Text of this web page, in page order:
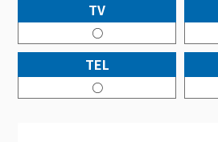
接続・設定⽅法
訪問サポート＆サポートパッ
イベントカレンダー
講座のご案内
NHK衛星受信料団体⼀括⽀払
機器⼀覧
Wi-Fiサービス
ポテトホーム防犯カメラ
オプションサービス
インターネットギガシェアプ
基本料⾦・通話料⾦
オプションサービス
auスマートバリュー
auまとめトーク
ポテトスマートフォントップ
料⾦プラン
機種⼀覧
オプションサービス
でんきトップ
ポラリンでんき×ポテト
ポテトでんき
暮らしを快適にするサービス
暮らしを快適にするサービス
ポテトライフメール
障害情報TV
○
TEL
○